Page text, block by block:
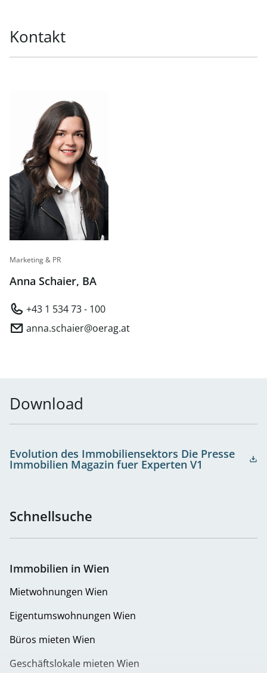
Kontakt
Marketing & PR
Anna Schaier, BA
+43 1 534 73 - 100
anna.schaier@oerag.at
Download
Evolution des Immobiliensektors Die Presse
Immobilien Magazin fuer Experten V1
Schnellsuche
Immobilien in Wien
Mietwohnungen Wien
Eigentumswohnungen Wien
Büros mieten Wien
Geschäftslokale mieten Wien